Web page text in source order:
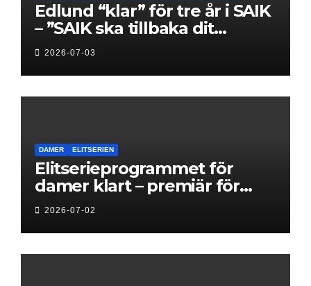
Edlund “klar” för tre år i SAIK
– ”SAIK ska tillbaka dit
klubben hör hemma”
2026-07-03
DAMER ELITSERIEN
Elitserieprogrammet för
damer klart – premiär för
Next Level
2026-07-02